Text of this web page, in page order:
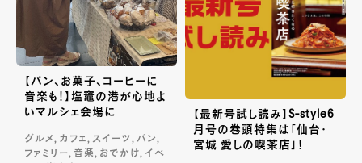
【パン、お菓子、コーヒーに
音楽も！】塩竈の港が心地よ
いマルシェ会場に
グルメ, カフェ, スイーツ, パン,
ファミリー, 音楽, おでかけ, イベ
【最新号試し読み】S-style6
月号の巻頭特集は「仙台・
宮城 愛しの喫茶店」！